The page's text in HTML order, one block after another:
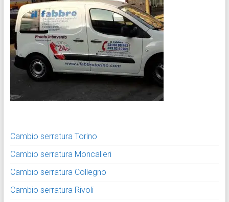
Cambio serratura Torino
Cambio serratura Moncalieri
Cambio serratura Collegno
Cambio serratura Rivoli